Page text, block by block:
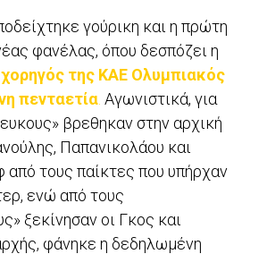
γούρικη και η πρώτη
φανέλας, όπου δεσπόζει η
της ΚΑΕ Ολυμπιακός
πενταετία Αγωνιστικά, για
βρεθηκαν στην αρχική
Παπανικολάου και
από τους παίκτες που υπήρχαν
ενώ από τους
ξεκίνησαν οι Γκος και
φάνηκε η δεδηλωμένη